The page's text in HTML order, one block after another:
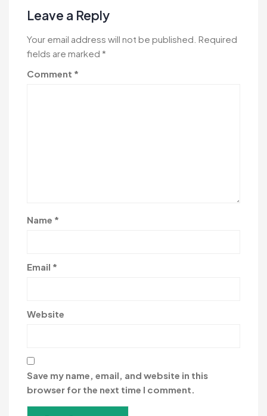
Leave a Reply
Your email address will not be published. Required
fields are marked *
Comment *
Name *
Email *
Website
Save my name, email, and website in this
browser for the next time I comment.